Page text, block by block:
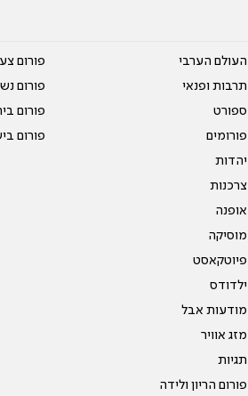
העולם הערבי
תרבות ופנאי
ספורט
פורומים
יהדות
צרכנות
אופנה
מוסיקה
פיוטקאסט
ילדודס
מודעות אבל
מזג אוויר
תגיות
פורום הריון ולידה
פורום
פורום
פורום
פורום